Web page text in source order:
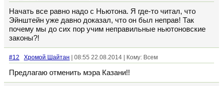
Начать все равно надо с Ньютона. Я где-то читал, что
Эйнштейн уже давно доказал, что он был неправ! Так
почему мы до сих пор учим неправильные ньютоновские
законы?!
#12 Хромой Шайтан | 08:55 22.08.2014 | Кому: Всем
Предлагаю отменить мэра Казани!!